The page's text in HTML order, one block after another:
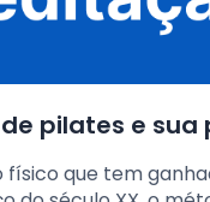
pilates e sua
que tem